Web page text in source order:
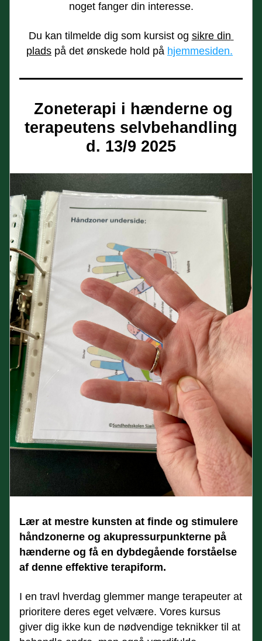
noget fanger din interesse.
Du kan tilmelde dig som kursist og sikre din
plads på det ønskede hold på hjemmesiden.
Zoneterapi i hænderne og
terapeutens selvbehandling
d. 13/9 2025
Lær at mestre kunsten at finde og stimulere
håndzonerne og akupressurpunkterne på
hænderne og få en dybdegående forståelse
af denne effektive terapiform.
I en travl hverdag glemmer mange terapeuter at
prioritere deres eget velvære. Vores kursus
giver dig ikke kun de nødvendige teknikker til at